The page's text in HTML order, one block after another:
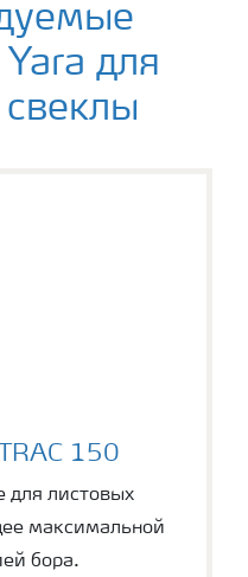
для
150
для листовых
максимальной
бора.